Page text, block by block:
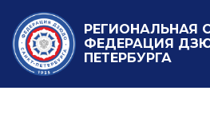
РЕГИОНАЛЬНАЯ
ФЕДЕРАЦИЯ
ПЕТЕРБУРГА